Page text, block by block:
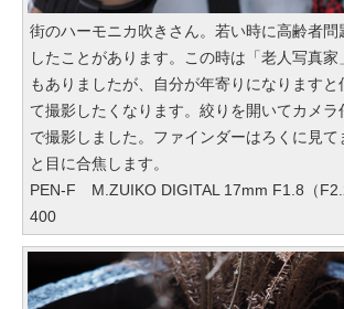
街のハーモニカ吹きさん。若い時に高齢者問
したことがあります。この時は「老人写真家
もありましたが、自分が年寄りになりますと
て撮影したくなります。絞りを開いてカメラ
で撮影しました。ファインダーはろくに見て
と目に合焦します。
PEN-F M.ZUIKO DIGITAL 17mm F1.8（
400